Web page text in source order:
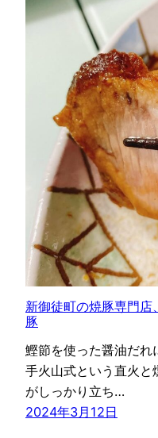
新御徒町の焼豚専門
豚
鰹節を使った醤油だれ
手火山式という直火と
がしっかり立ち…
2024年3月12日